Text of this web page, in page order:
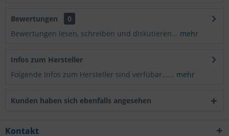
Bewertungen
0
Bewertungen lesen, schreiben und diskutieren... mehr
Infos zum Hersteller
Folgende Infos zum Hersteller sind verfübar...... mehr
Kunden haben sich ebenfalls angesehen
Kontakt